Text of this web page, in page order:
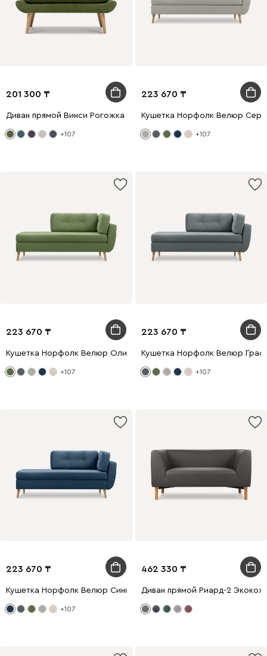
201 300
Диван прямой Винси Рогожка Оливковый
+107
223 670
Кушетка Норфолк Велюр
+107
223 670
Кушетка Норфолк Велюр Оливковый
+107
223 670
Кушетка Норфолк Велюр
+107
223 670
Кушетка Норфолк Велюр Синий
+107
462 330
Диван прямой Риард-2